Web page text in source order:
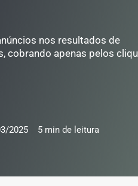
nos resultados de
cobrando apenas pelos
2025 5 min de leitura